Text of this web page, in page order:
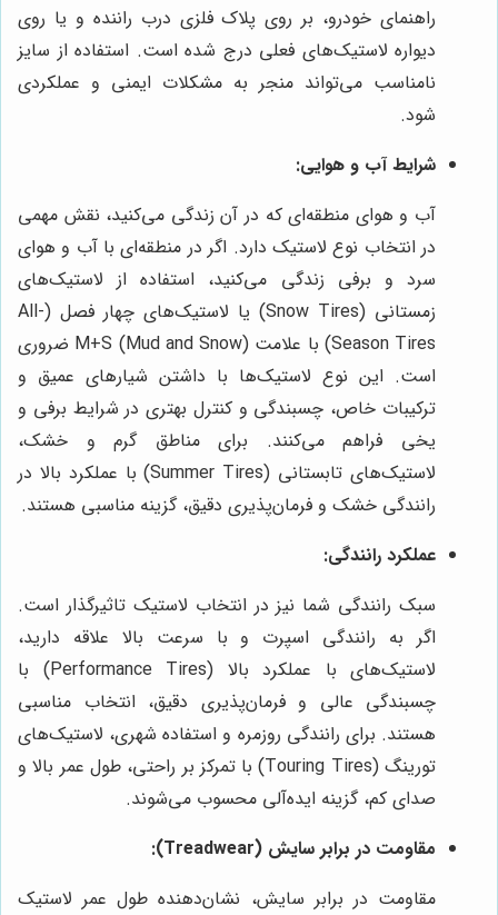
راهنمای خودرو، بر روی پلاک فلزی درب راننده و یا روی
دیواره لاستیک‌های فعلی درج شده است. استفاده از سایز
نامناسب می‌تواند منجر به مشکلات ایمنی و عملکردی
شود.
شرایط آب و هوایی:
آب و هوای منطقه‌ای که در آن زندگی می‌کنید، نقش مهمی
در انتخاب نوع لاستیک دارد. اگر در منطقه‌ای با آب و هوای
سرد و برفی زندگی می‌کنید، استفاده از لاستیک‌های
زمستانی (Snow Tires) یا لاستیک‌های چهار فصل (All-
Season Tires) با علامت M+S (Mud and Snow) ضروری
است. این نوع لاستیک‌ها با داشتن شیارهای عمیق و
ترکیبات خاص، چسبندگی و کنترل بهتری در شرایط برفی و
یخی فراهم می‌کنند. برای مناطق گرم و خشک،
لاستیک‌های تابستانی (Summer Tires) با عملکرد بالا در
رانندگی خشک و فرمان‌پذیری دقیق، گزینه مناسبی هستند.
عملکرد رانندگی:
سبک رانندگی شما نیز در انتخاب لاستیک تاثیرگذار است.
اگر به رانندگی اسپرت و با سرعت بالا علاقه دارید،
لاستیک‌های با عملکرد بالا (Performance Tires) با
چسبندگی عالی و فرمان‌پذیری دقیق، انتخاب مناسبی
هستند. برای رانندگی روزمره و استفاده شهری، لاستیک‌های
تورینگ (Touring Tires) با تمرکز بر راحتی، طول عمر بالا و
صدای کم، گزینه ایده‌آلی محسوب می‌شوند.
مقاومت در برابر سایش (Treadwear):
مقاومت در برابر سایش، نشان‌دهنده طول عمر لاستیک